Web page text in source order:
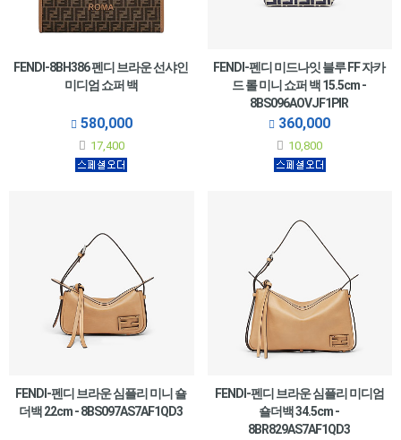
FENDI-8BH386 펜디 브라운 선샤인
미디엄 쇼퍼 백
580,000
17,400
FENDI-펜디 미드나잇 블루 FF 자카
드 롤 미니 쇼퍼 백 15.5cm -
8BS096AOVJF1PIR
360,000
10,800
FENDI-펜디 브라운 심플리 미니 숄
더백 22cm - 8BS097AS7AF1QD3
FENDI-펜디 브라운 심플리 미디엄
숄더백 34.5cm -
8BR829AS7AF1QD3